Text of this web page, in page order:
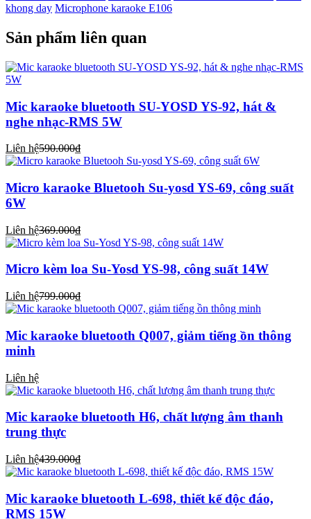
khong day Microphone karaoke E106
Sản phẩm liên quan
Mic karaoke bluetooth SU-YOSD YS-92, hát &
nghe nhạc-RMS 5W
Liên hệ590.000₫
Micro karaoke Bluetooh Su-yosd YS-69, công suất
6W
Liên hệ369.000₫
Micro kèm loa Su-Yosd YS-98, công suất 14W
Liên hệ799.000₫
Mic karaoke bluetooth Q007, giảm tiếng ồn thông
minh
Liên hệ
Mic karaoke bluetooth H6, chất lượng âm thanh
trung thực
Liên hệ439.000₫
Mic karaoke bluetooth L-698, thiết kế độc đáo,
RMS 15W